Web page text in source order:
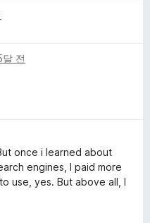
달 전
once i learned about
engines, I paid more
use, yes. But above all, I